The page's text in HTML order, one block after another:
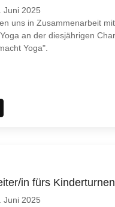
Juni 2025
uns in Zusammenarbeit
an der diesjährigen
Yoga".
in fürs
Juni 2025